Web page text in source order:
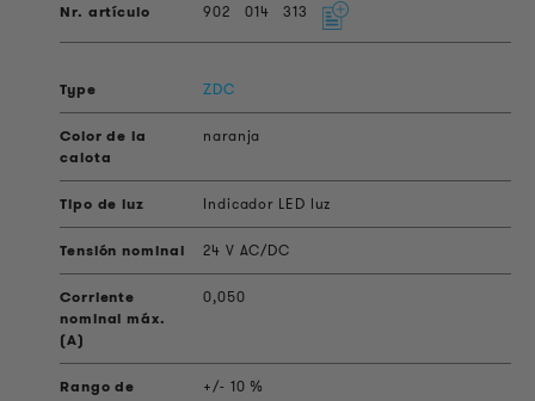
902 014 313
ZDC
naranja
Indicador LED luz
24 V AC/DC
0,050
+/- 10 %